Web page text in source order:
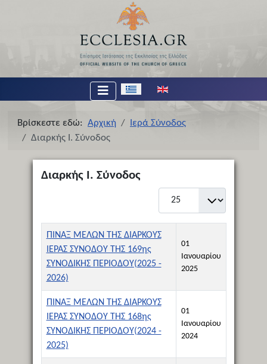
Επιλέξτε τη γλώσσα σας
Βρίσκεστε εδώ: Αρχική
Ιερά Σύνοδος
Διαρκής Ι. Σύνοδος
Διαρκής Ι. Σύνοδος
Εμφάνιση #
Τίτλος Ημερομηνία Δημιουργίας
ΠΙΝΑΞ ΜΕΛΩΝ ΤΗΣ ΔΙΑΡΚΟΥΣ
ΙΕΡΑΣ ΣΥΝΟΔΟΥ ΤΗΣ 169ης
ΣΥΝΟΔΙΚΗΣ ΠΕΡΙΟΔΟΥ(2025 -
2026)
01
Ιανουαρίου
2025
ΠΙΝΑΞ ΜΕΛΩΝ ΤΗΣ ΔΙΑΡΚΟΥΣ
ΙΕΡΑΣ ΣΥΝΟΔΟΥ ΤΗΣ 168ης
ΣΥΝΟΔΙΚΗΣ ΠΕΡΙΟΔΟΥ(2024 -
2025)
01
Ιανουαρίου
2024